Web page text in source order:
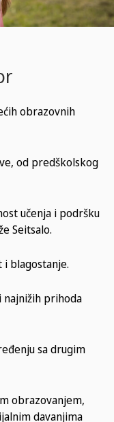
obrazovnih
od predškolskog
učenja i podršku
Seitsalo.
i blagostanje.
najnižih prihoda
sa drugim
obrazovanjem,
davanjima